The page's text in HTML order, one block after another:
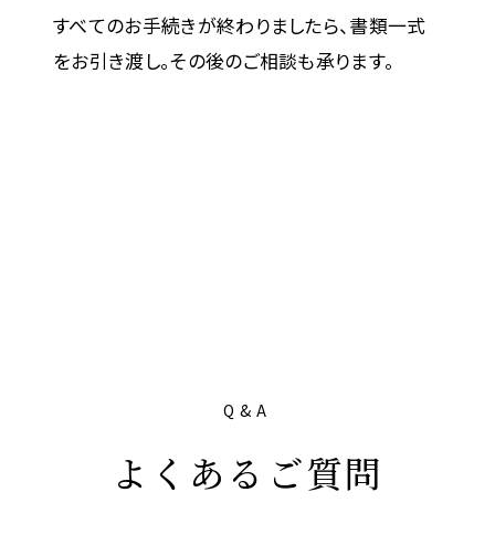
すべてのお手続きが終わりましたら、書類一式
をお引き渡し。その後のご相談も承ります。
Q&A
よくあるご質問